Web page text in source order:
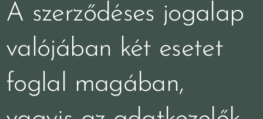
A szerződéses jogalap
valójában két esetet
foglal magában,